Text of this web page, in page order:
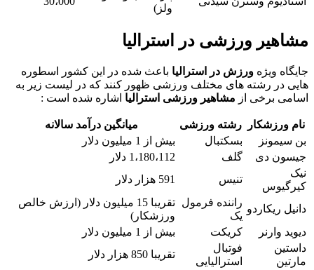
ولز)
مشاهیر ورزشی در استرالیا
جایگاه ویژه ورزش در استرالیا باعث شده در این کشور اسطوره
هایی در رشته های مختلف ورزشی ظهور کنند که در لیست زیر به
اسامی برخی از مشاهیر ورزشی استرالیا اشاره شده است :
نام ورزشکار رشته ورزشی
میانگین درآمد سالانه
بن سیمونز
بسکتبال
بیش از 1 میلیون دلار
جیسون دی
گلف
1،180،112 دلار
نیک
کیرگیوس
تنیس 591 هزار دلار
دانیل ریکاردو
راننده فرمول
یک
تقریبا 15 میلیون دلار (ارزش خالص
ورزشکار)
دیوید وارنر
کریکت
بیش از 1 میلیون دلار
داستین
مارتین
فوتبال
استرالیایی
تقریبا 850 هزار دلار